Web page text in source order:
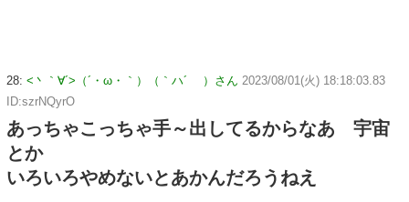
28: <丶｀∀´>（´・ω・｀）（｀ハ´ ）さん 2023/08/01(火) 18:18:03.83
ID:szrNQyrO
あっちゃこっちゃ手～出してるからなあ 宇宙
とか
いろいろやめないとあかんだろうねえ